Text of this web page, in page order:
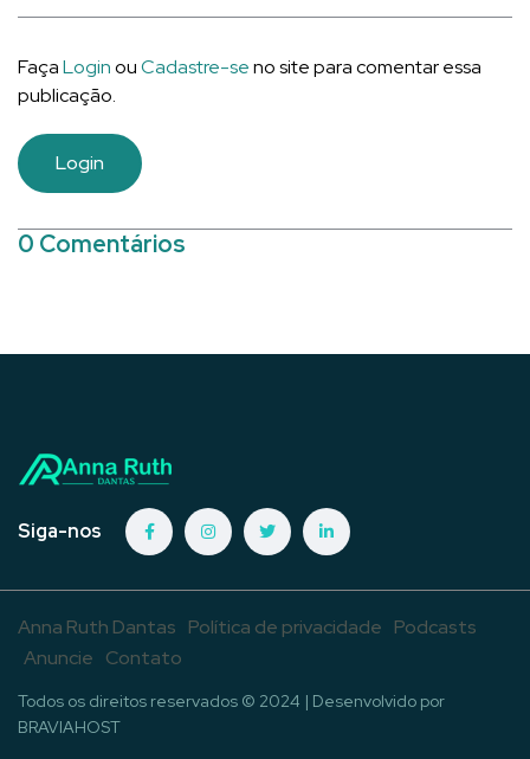
FaçaLoginouCadastre-seno site para comentar essa
publicação.
Login
0 Comentários
Siga-nos
Anna Ruth Dantas Política de privacidade Podcasts
Anuncie Contato
Todos os direitos reservados © 2024 | Desenvolvido por
BRAVIAHOST